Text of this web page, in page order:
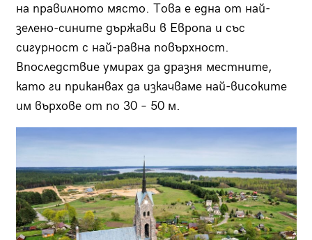
на правилното място. Това е една от най-
зелено-сините държави в Европа и със
сигурност с най-равна повърхност.
Впоследствие умирах да дразня местните,
като ги приканвах да изкачваме най-високите
им върхове от по 30 – 50 м.